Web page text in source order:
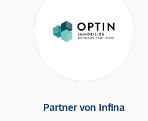
Partner von Infina